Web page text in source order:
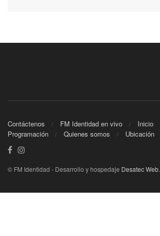
Contáctenos FM Identidad en vivo
Inicio
Programación
Quienes somos Ubicación
© FM Identidad - Desarrollo y hospedaje Desatec Web.